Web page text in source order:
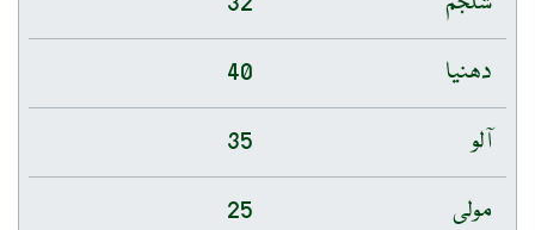
دھنیا
40
آلو
35
مولی
25